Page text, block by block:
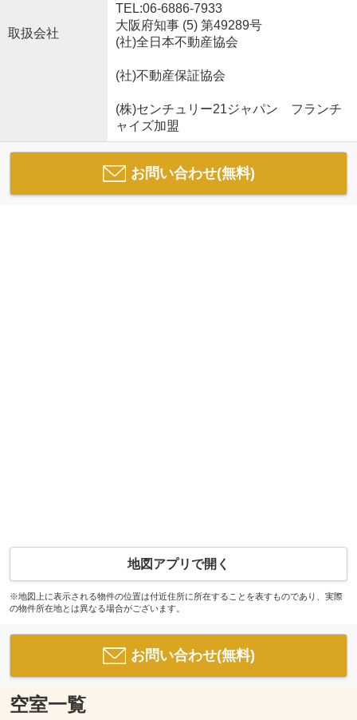
取扱会社
TEL:06-6886-7933
大阪府知事 (5) 第49289号
(社)全日本不動産協会
(社)不動産保証協会
(株)センチュリー21ジャパン フランチ
ャイズ加盟
お問い合わせ(無料)
地図アプリで開く
※地図上に表示される物件の位置は付近住所に所在することを表すものであり、実際
の物件所在地とは異なる場合がございます。
お問い合わせ(無料)
空室一覧